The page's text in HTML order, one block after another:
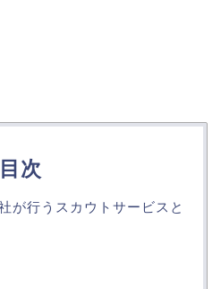
目次
が行うスカウトサービスと